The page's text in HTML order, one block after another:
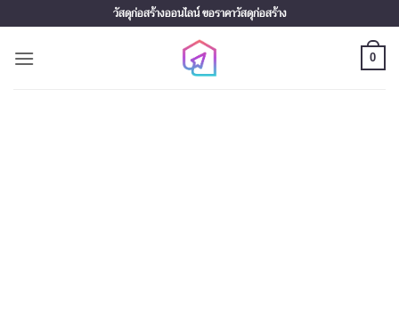
to
content
วัสดุก่อสร้างออนไลน์ ขอราคาวัสดุก่อสร้าง
0